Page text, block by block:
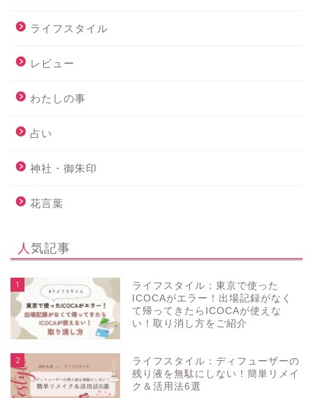
ライフスタイル
レビュー
わたしの事
占い
神社・御朱印
花言葉
人気記事
1
ライフスタイル：東京で使った
ICOCAがエラー！出場記録がなく
て帰ってきたらICOCAが使えな
い！取り消し方をご紹介
2
ライフスタイル：ディフューザーの
残り液を無駄にしない！簡単リメイ
ク＆活用法6選